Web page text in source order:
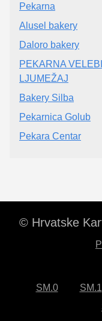
Pekarna
Alusel bakery
Daloro bakery
PEKARNA
LJUMEŽAJ
Bakery Silba
Pekarnica Golub
Pekara Centar
© Hrvatske
SM.0 SM.1